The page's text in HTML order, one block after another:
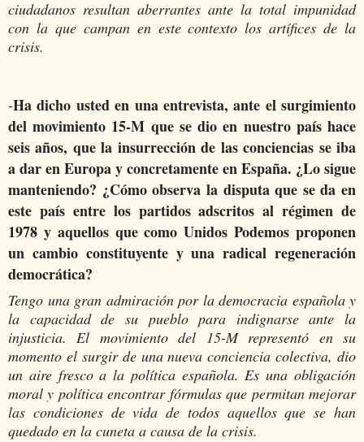
ciudadanos resultan aberrantes ante la total impunidad
con la que campan en este contexto los artífices de la
crisis.
-Ha dicho usted en una entrevista, ante el surgimiento
del movimiento 15-M que se dio en nuestro país hace
seis años, que la insurrección de las conciencias se iba
a dar en Europa y concretamente en España. ¿Lo sigue
manteniendo? ¿Cómo observa la disputa que se da en
este país entre los partidos adscritos al régimen de
1978 y aquellos que como Unidos Podemos proponen
un cambio constituyente y una radical regeneración
democrática?
Tengo una gran admiración por la democracia española y
la capacidad de su pueblo para indignarse ante la
injusticia. El movimiento del 15-M representó en su
momento el surgir de una nueva conciencia colectiva, dio
un aire fresco a la política española. Es una obligación
moral y política encontrar fórmulas que permitan mejorar
las condiciones de vida de todos aquellos que se han
quedado en la cuneta a causa de la crisis.